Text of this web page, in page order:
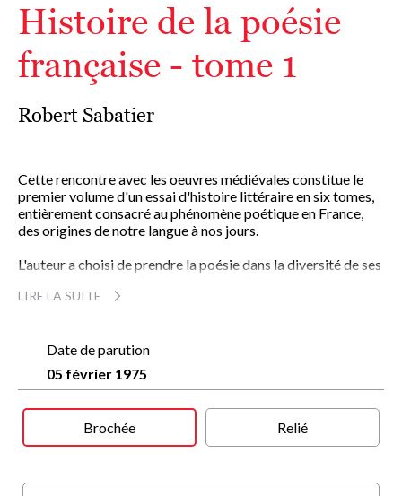
Histoire de la poésie
française - tome 1
Robert Sabatier
Cette rencontre avec les oeuvres médiévales constitue le
premier volume d'un essai d'histoire littéraire en six tomes,
entièrement consacré au phénomène poétique en France,
des origines de notre langue à nos jours.
L'auteur a choisi de prendre la poésie dans la diversité de ses
rhétoriqueur au lyrique, l'artisan à l'inspiré, le poète mineur à
manifestation poétique prenant pour moule le langage.
Auprès de l'oeuvre maîtresse, le discours versifié, le poème
descriptif, le théâtre en vers ou le jeu mnémotechnique ont
comparaisons se sont d'elles-mêmes imposées.
Les théories, les manifestes, les arts poétiques, l'évolution
prosodique sont exposés, de même que les grands courants,
Rien n'est rejeté a priori, rien n'est omis, ni du meilleur pour le
LIRE LA SUITE
Date de parution
05 février 1975
Brochée Relié